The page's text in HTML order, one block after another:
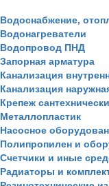
Водоснабжение,
Водонагреватели
Водопровод ПНД
Запорная арматура
Канализация
Канализация
Крепеж
Металлопластик
Насосное
Полипропилен и
Счетчики и иные
Радиаторы и